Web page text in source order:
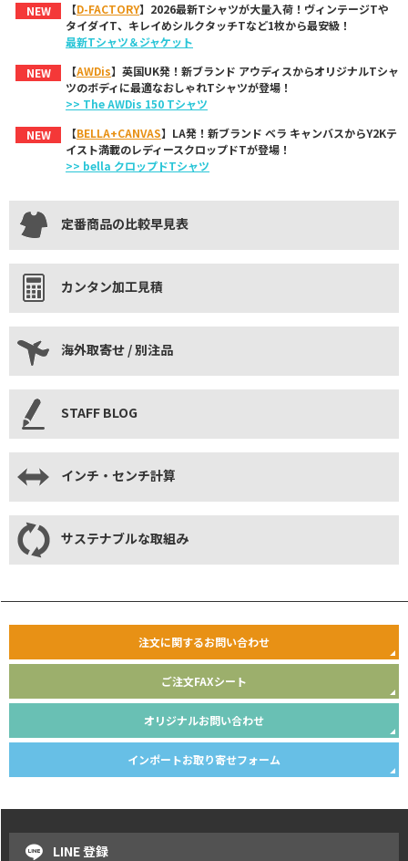
NEW
【D-FACTORY】2026最新Tシャツが大量入荷！ヴィンテージTや
タイダイT、キレイめシルクタッチTなど1枚から最安級！
最新Tシャツ＆ジャケット
NEW
【AWDis】英国UK発！新ブランド アウディスからオリジナルTシャ
ツのボディに最適なおしゃれTシャツが登場！
>> The AWDis 150 Tシャツ
NEW
【BELLA+CANVAS】LA発！新ブランド ベラ キャンバスからY2Kテ
イスト満載のレディースクロップドTが登場！
>> bella クロップドTシャツ
定番商品の比較早見表
カンタン加工見積
海外取寄せ / 別注品
STAFF BLOG
インチ・センチ計算
サステナブルな取組み
注文に関するお問い合わせ
ご注文FAXシート
オリジナルお問い合わせ
インポートお取り寄せフォーム
LINE 登録